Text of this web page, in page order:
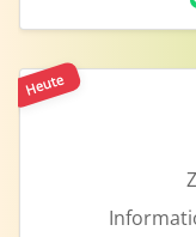
Heute